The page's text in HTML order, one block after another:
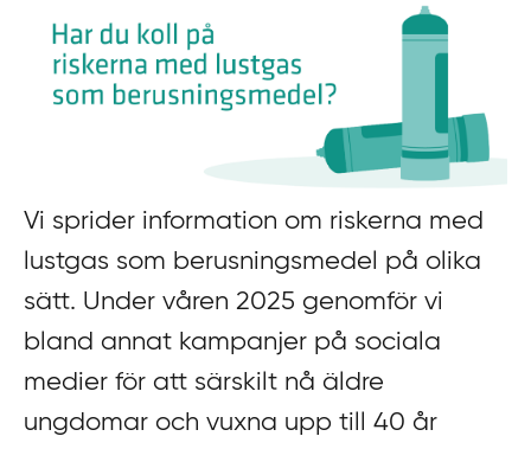
Vi sprider information om riskerna med
lustgas som berusningsmedel på olika
sätt. Under våren 2025 genomför vi
bland annat kampanjer på sociala
medier för att särskilt nå äldre
ungdomar och vuxna upp till 40 år